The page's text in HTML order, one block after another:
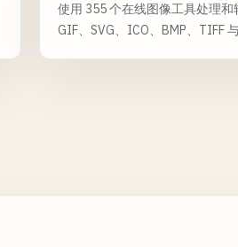
使用 355 个在线图像工具处理和
GIF、SVG、ICO、BMP、TIFF 与